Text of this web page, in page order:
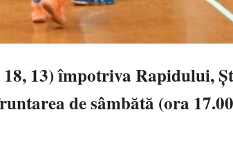
13) împotriva Rapidului,
de sâmbătă (ora